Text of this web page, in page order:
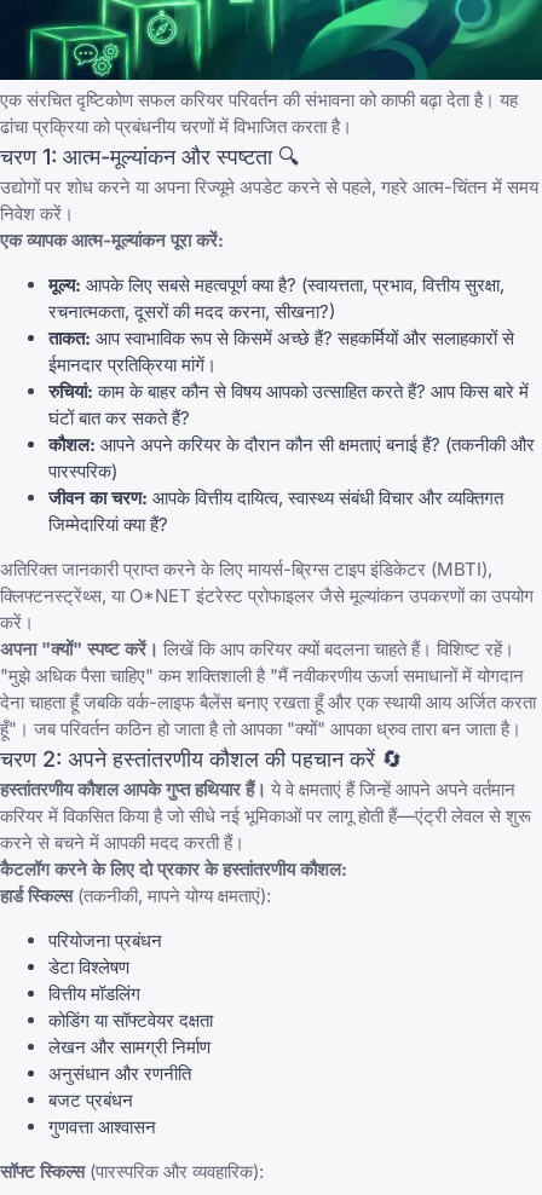
एक संरचित दृष्टिकोण सफल करियर परिवर्तन की संभावना को काफी बढ़ा देता है। यह
ढांचा प्रक्रिया को प्रबंधनीय चरणों में विभाजित करता है।
चरण 1: आत्म-मूल्यांकन और स्पष्टता 🔍
उद्योगों पर शोध करने या अपना रिज्यूमे अपडेट करने से पहले, गहरे आत्म-चिंतन में समय
निवेश करें।
एक व्यापक आत्म-मूल्यांकन पूरा करें:
मूल्य: आपके लिए सबसे महत्वपूर्ण क्या है? (स्वायत्तता, प्रभाव, वित्तीय सुरक्षा,
रचनात्मकता, दूसरों की मदद करना, सीखना?)
ताकत: आप स्वाभाविक रूप से किसमें अच्छे हैं? सहकर्मियों और सलाहकारों से
ईमानदार प्रतिक्रिया मांगें।
रुचियां: काम के बाहर कौन से विषय आपको उत्साहित करते हैं? आप किस बारे में
घंटों बात कर सकते हैं?
कौशल: आपने अपने करियर के दौरान कौन सी क्षमताएं बनाई हैं? (तकनीकी और
पारस्परिक)
जीवन का चरण: आपके वित्तीय दायित्व, स्वास्थ्य संबंधी विचार और व्यक्तिगत
जिम्मेदारियां क्या हैं?
अतिरिक्त जानकारी प्राप्त करने के लिए मायर्स-ब्रिग्स टाइप इंडिकेटर (MBTI),
क्लिफ्टनस्ट्रेंथ्स, या O*NET इंटरेस्ट प्रोफाइलर जैसे मूल्यांकन उपकरणों का उपयोग
करें।
अपना "क्यों" स्पष्ट करें। लिखें कि आप करियर क्यों बदलना चाहते हैं। विशिष्ट रहें।
"मुझे अधिक पैसा चाहिए" कम शक्तिशाली है "मैं नवीकरणीय ऊर्जा समाधानों में योगदान
देना चाहता हूँ जबकि वर्क-लाइफ बैलेंस बनाए रखता हूँ और एक स्थायी आय अर्जित करता
हूँ"। जब परिवर्तन कठिन हो जाता है तो आपका "क्यों" आपका ध्रुव तारा बन जाता है।
चरण 2: अपने हस्तांतरणीय कौशल की पहचान करें 🔄
हस्तांतरणीय कौशल आपके गुप्त हथियार हैं। ये वे क्षमताएं हैं जिन्हें आपने अपने वर्तमान
करियर में विकसित किया है जो सीधे नई भूमिकाओं पर लागू होती हैं—एंट्री लेवल से शुरू
करने से बचने में आपकी मदद करती हैं।
कैटलॉग करने के लिए दो प्रकार के हस्तांतरणीय कौशल:
हार्ड स्किल्स(तकनीकी, मापने योग्य क्षमताएं):
परियोजना प्रबंधन
डेटा विश्लेषण
वित्तीय मॉडलिंग
कोडिंग या सॉफ्टवेयर दक्षता
लेखन और सामग्री निर्माण
अनुसंधान और रणनीति
बजट प्रबंधन
गुणवत्ता आश्वासन
सॉफ्ट स्किल्स(पारस्परिक और व्यवहारिक):